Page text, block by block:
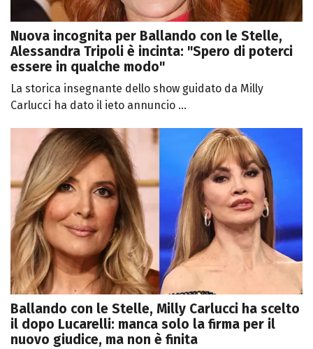
Nuova incognita per Ballando con le Stelle,
Alessandra Tripoli è incinta: "Spero di poterci
essere in qualche modo"
La storica insegnante dello show guidato da Milly
Carlucci ha dato il ieto annuncio ...
Ballando con le Stelle, Milly Carlucci ha scelto
il dopo Lucarelli: manca solo la firma per il
nuovo giudice, ma non è finita